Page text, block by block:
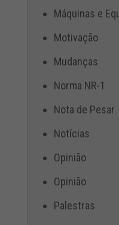
Máquinas e
Motivação
Mudanças
Norma NR-1
Nota de Pesar
Notícias
Opinião
Opinião
Palestras